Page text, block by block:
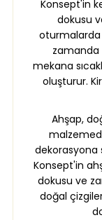
Konsept'in
dokusu
oturmalarda
zamanda
mekana
oluşturur.
Ahşap,
dekorasyona
Konsept'in
dokusu ve
doğal